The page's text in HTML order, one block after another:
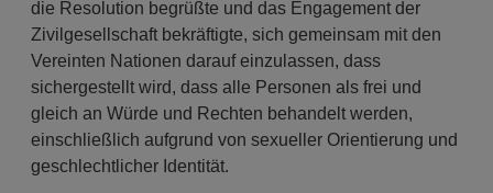
die Resolution begrüßte und das Engagement der
Zivilgesellschaft bekräftigte, sich gemeinsam mit den
Vereinten Nationen darauf einzulassen, dass
sichergestellt wird, dass alle Personen als frei und
gleich an Würde und Rechten behandelt werden,
einschließlich aufgrund von sexueller Orientierung und
geschlechtlicher Identität.